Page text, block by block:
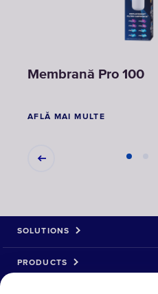
Membrană Pro 100
AFLĂ MAI MULTE
SOLUTIONS
PRODUCTS